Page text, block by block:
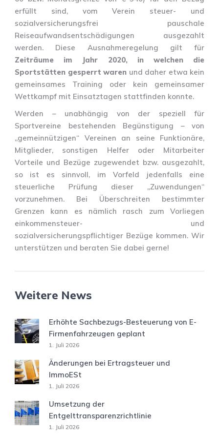
erfüllt sind, vom Verein steuer- und
sozialversicherungsfrei pauschale
Reiseaufwandsentschädigungen ausgezahlt
werden. Diese Ausnahmeregelung gilt für
Zeiträume im Jahr 2020, in welchen die
Sportstätten gesperrt waren und daher etwa kein
gemeinsames Training oder kein gemeinsamer
Wettkampf mit Einsatztagen stattfinden konnte.
Werden – unabhängig von der speziell für
Sportvereine bestehenden Begünstigung – von
„gemeinnützigen“ Vereinen an seine Funktionäre,
Mitglieder, sonstigen Helfer oder Mitarbeiter
Vorteile und Bezüge zugewendet bzw. ausgezahlt,
so ist es sinnvoll, im Vorfeld jedenfalls eine
steuerliche Prüfung dieser „Zuwendungen“
vorzunehmen. Bei Überschreiten bestimmter
Grenzen kann es nämlich rasch zum Vorliegen
einkommensteuer- und
sozialversicherungspflichtiger Bezüge kommen. Wir
unterstützen und beraten Sie dabei gerne!
Weitere News
Erhöhte Sachbezugs-Besteuerung von E-
Firmenfahrzeugen geplant
1. Juli 2026
Änderungen bei Ertragsteuer und
ImmoESt
1. Juli 2026
Umsetzung der
Entgelttransparenzrichtlinie
1. Juli 2026